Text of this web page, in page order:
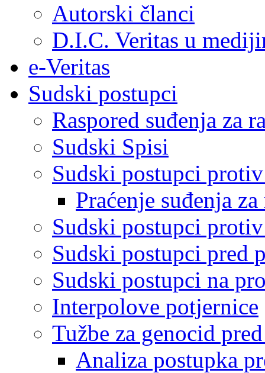
Autorski članci
D.I.C. Veritas u
e-Veritas
Sudski postupci
Raspored suđenja za
Sudski Spisi
Sudski postupci
Praćenje suđenja
Sudski postupci
Sudski postupci pred
Sudski postupci na
Interpolove potjernice
Tužbe za genocid
Analiza postupka